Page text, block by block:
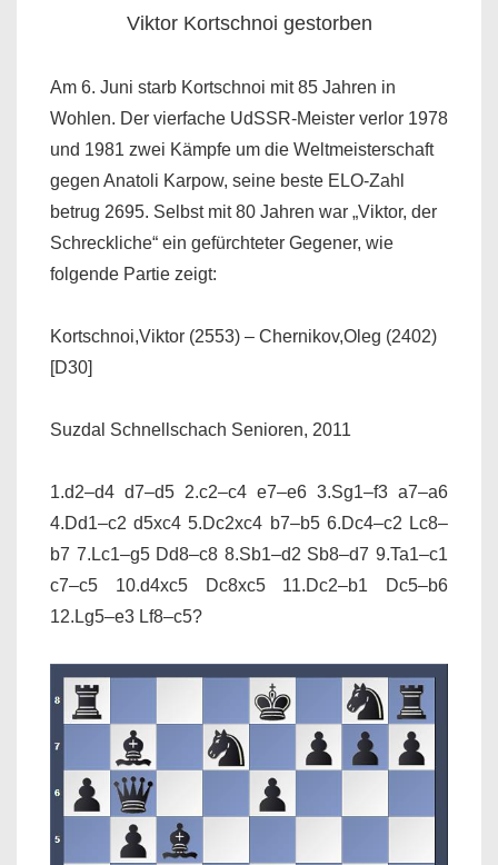
Viktor Kortschnoi gestorben
Am 6. Juni starb Kortschnoi mit 85 Jahren in
Wohlen. Der vierfache UdSSR-Meister verlor 1978
und 1981 zwei Kämpfe um die Weltmeisterschaft
gegen Anatoli Karpow, seine beste ELO-Zahl
betrug 2695. Selbst mit 80 Jahren war „Viktor, der
Schreckliche“ ein gefürchteter Gegener, wie
folgende Partie zeigt:
Kortschnoi,Viktor (2553) – Chernikov,Oleg (2402)
[D30]
Suzdal Schnellschach Senioren, 2011
1.d2–d4 d7–d5 2.c2–c4 e7–e6 3.Sg1–f3 a7–a6
4.Dd1–c2 d5xc4 5.Dc2xc4 b7–b5 6.Dc4–c2 Lc8–
b7 7.Lc1–g5 Dd8–c8 8.Sb1–d2 Sb8–d7 9.Ta1–c1
c7–c5 10.d4xc5 Dc8xc5 11.Dc2–b1 Dc5–b6
12.Lg5–e3 Lf8–c5?